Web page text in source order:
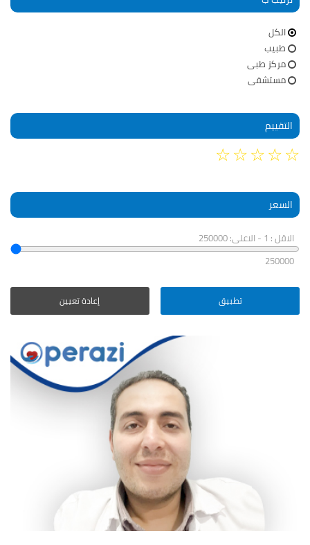
الكل
طبيب
مركز طبى
مستشفى
التقييم
☆☆☆☆☆
السعر
الاقل : 1 - الاعلى: 250000
250000
إعادة تعيين تطبيق
التفاصيل